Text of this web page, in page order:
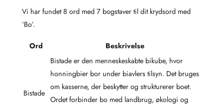
Vi har fundet 8 ord med 7 bogstaver til dit krydsord med
‘Bo’.
Ord Beskrivelse
Bistade
Bistade er den menneskeskabte bikube, hvor
honningbier bor under biavlers tilsyn. Det bruges
om kasserne, der beskytter og strukturerer boet.
Ordet forbinder bo med landbrug, økologi og